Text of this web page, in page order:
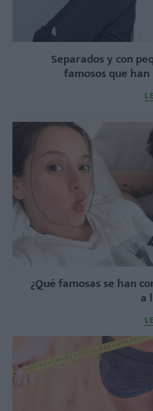
Separados y con
famosos que
¿Qué famosas se han
a